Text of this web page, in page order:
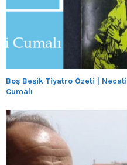
Boş Beşik Tiyatro Özeti | Necati
Cumalı